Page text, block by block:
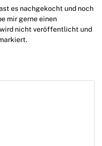
es nachgekocht und noch
mir gerne einen
wird nicht veröffentlicht und